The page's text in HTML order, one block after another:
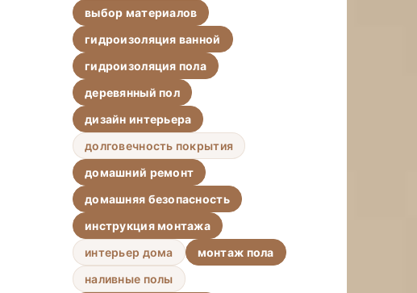
выбор материалов
гидроизоляция ванной
гидроизоляция пола
деревянный пол
дизайн интерьера
долговечность покрытия
домашний ремонт
домашняя безопасность
инструкция монтажа
интерьер дома
монтаж пола
наливные полы